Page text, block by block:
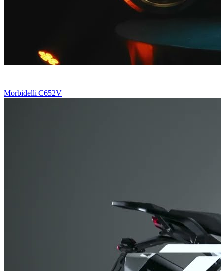
Morbidelli C652V